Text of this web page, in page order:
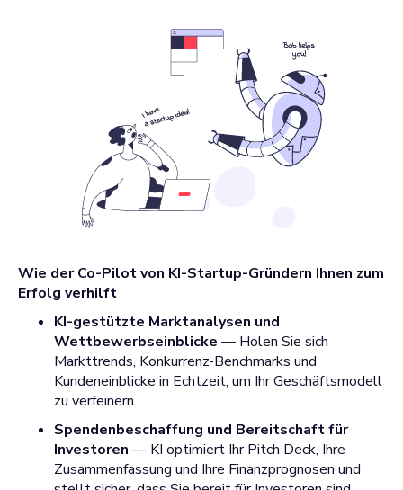
Wie der Co-Pilot von KI-Startup-Gründern Ihnen zum
Erfolg verhilft
KI-gestützte Marktanalysen und
Wettbewerbseinblicke — Holen Sie sich
Markttrends, Konkurrenz-Benchmarks und
Kundeneinblicke in Echtzeit, um Ihr Geschäftsmodell
zu verfeinern.
Spendenbeschaffung und Bereitschaft für
Investoren — KI optimiert Ihr Pitch Deck, Ihre
Zusammenfassung und Ihre Finanzprognosen und